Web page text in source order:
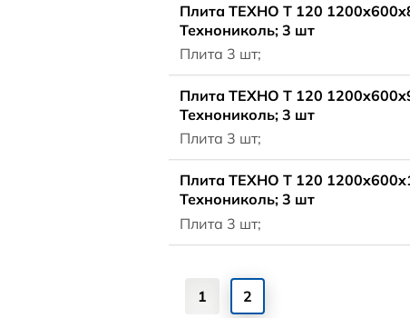
Плита ТЕХНО Т 120
Технониколь; 3 шт
Плита 3 шт;
Плита ТЕХНО Т 120
Технониколь; 3 шт
Плита 3 шт;
Плита ТЕХНО Т 120
Технониколь; 3 шт
Плита 3 шт;
1 2